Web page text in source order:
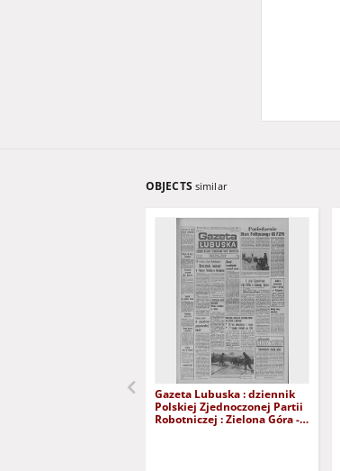
OBJECTS similar
Gazeta Lubuska : dziennik
Polskiej Zjednoczonej Partii
Robotniczej : Zielona Góra -